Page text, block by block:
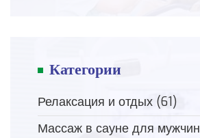
Категории
Релаксация и отдых (61)
Массаж в сауне для мужчин